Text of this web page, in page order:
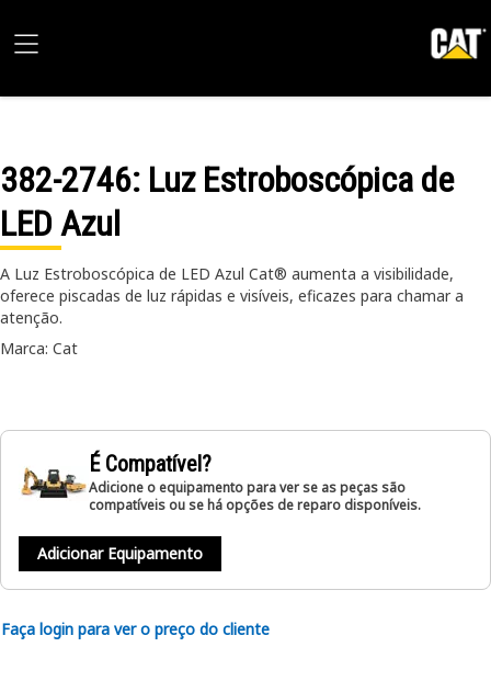
382-2746: Luz Estroboscópica de
LED Azul
A Luz Estroboscópica de LED Azul Cat® aumenta a visibilidade,
oferece piscadas de luz rápidas e visíveis, eficazes para chamar a
atenção.
Marca: Cat
É Compatível?
Adicione o equipamento para ver se as peças são
compatíveis ou se há opções de reparo disponíveis.
Adicionar Equipamento
Faça login para ver o preço do cliente